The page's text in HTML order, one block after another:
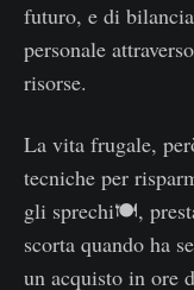
futuro, e di
personale
risorse.
La vita frugale,
tecniche per
gli sprechi🍽️,
scorta quando ha
un acquisto in ore